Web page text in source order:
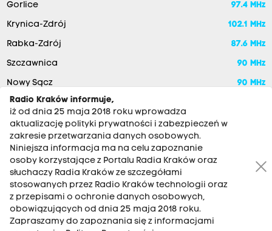
Gorlice 97.4 MHz
Krynica-Zdrój 102.1 MHz
Rabka-Zdrój 87.6 MHz
Szczawnica 90 MHz
Nowy Sącz 90 MHz
RADIO KRAKÓW SA. Aleja Juliusza Słowackiego 22, 30-007
Kraków
Antena: 12 200 33 33
Radio Kraków informuje,
iż od dnia 25 maja 2018 roku wprowadza
aktualizację polityki prywatności i zabezpieczeń w
zakresie przetwarzania danych osobowych.
Niniejsza informacja ma na celu zapoznanie
osoby korzystające z Portalu Radia Kraków oraz
słuchaczy Radia Kraków ze szczegółami
stosowanych przez Radio Kraków technologii oraz
z przepisami o ochronie danych osobowych,
obowiązujących od dnia 25 maja 2018 roku.
Zapraszamy do zapoznania się z informacjami